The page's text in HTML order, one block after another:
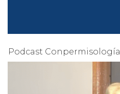
Podcast Conpermisología